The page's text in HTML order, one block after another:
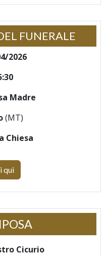
FUNERALE
2026
Madre
(MT)
Chiesa
qui
Cicurio